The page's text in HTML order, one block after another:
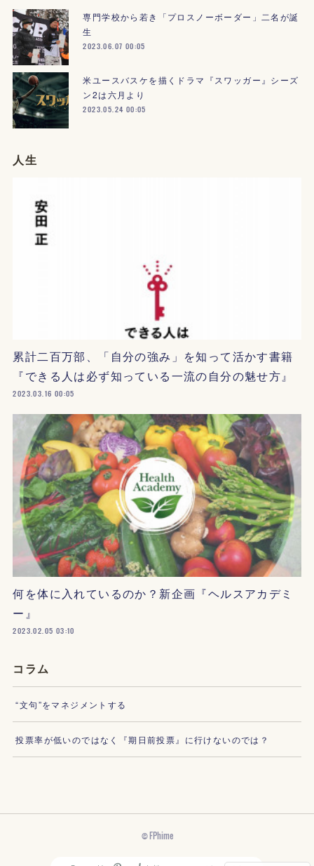
専門学校から若き「プロスノーボーダー」二名が誕
生
2023.06.07 00:05
米ユースバスケを描くドラマ『スワッガー』シーズ
ン2は六月より
2023.05.24 00:05
人生
累計二百万部、「自分の強み」を知って活かす書籍
『できる人は必ず知っている一流の自分の魅せ方』
2023.03.16 00:05
何を体に入れているのか？新企画『ヘルスアカデミ
ー』
2023.02.05 03:10
コラム
“文句”をマネジメントする
投票率が低いのではなく『期日前投票』に行けないのでは？
© FPhime